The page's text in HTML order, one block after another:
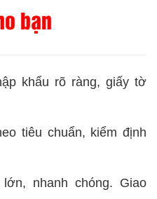
bạn
khẩu rõ ràng, giấy tờ
tiêu chuẩn, kiểm định
nhanh chóng. Giao